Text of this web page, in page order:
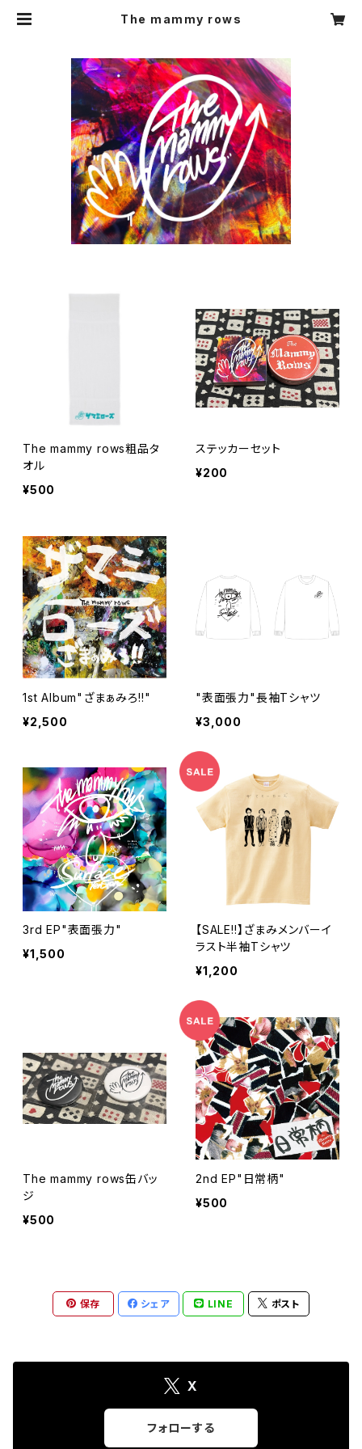
The mammy rows
The mammy rows粗品タ
オル
¥500
ステッカーセット
¥200
1st Album"ざまぁみろ!!"
¥2,500
"表面張力"長袖Tシャツ
¥3,000
3rd EP"表面張力"
¥1,500
【SALE!!】ざまみメンバーイ
ラスト半袖Tシャツ
¥1,200
The mammy rows缶バッ
ジ
¥500
2nd EP"日常柄"
¥500
保存 シェア LINE ポスト
X
フォローする